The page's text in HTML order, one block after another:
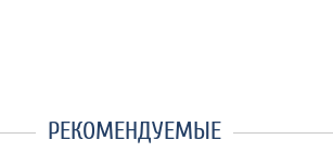
РЕКОМЕНДУЕМЫЕ